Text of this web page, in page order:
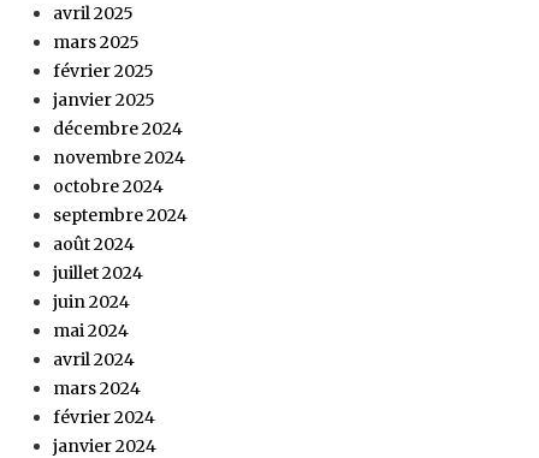
avril 2025
mars 2025
février 2025
janvier 2025
décembre 2024
novembre 2024
octobre 2024
septembre 2024
août 2024
juillet 2024
juin 2024
mai 2024
avril 2024
mars 2024
février 2024
janvier 2024